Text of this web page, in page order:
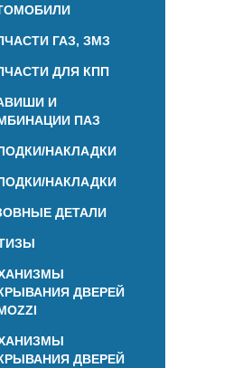
ГАЗ, ЗМЗ
ДЛЯ КПП
И
ПАЗ
НАКЛАДКИ
НАКЛАДКИ
ДЕТАЛИ
ДВЕРЕЙ
ДВЕРЕЙ